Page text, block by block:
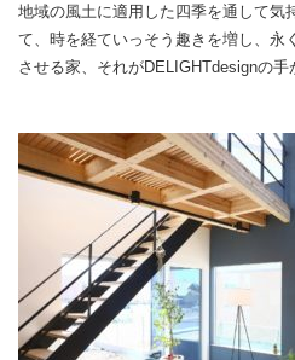
地域の風土に適用した四季を通して気
て、時を経ていっそう趣きを増し、永
させる家、それがDELIGHTdesignの手